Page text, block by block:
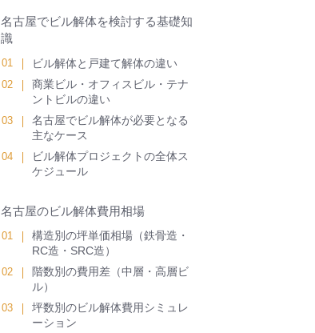
名古屋でビル解体を検討する基礎知
識
ビル解体と戸建て解体の違い
商業ビル・オフィスビル・テナ
ントビルの違い
名古屋でビル解体が必要となる
主なケース
ビル解体プロジェクトの全体ス
ケジュール
名古屋のビル解体費用相場
構造別の坪単価相場（鉄骨造・
RC造・SRC造）
階数別の費用差（中層・高層ビ
ル）
坪数別のビル解体費用シミュレ
ーション